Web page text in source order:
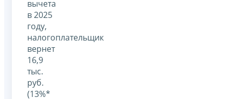
вычета
в 2025
году,
налогоплательщик
вернет
16,9
тыс.
руб.
(13%*